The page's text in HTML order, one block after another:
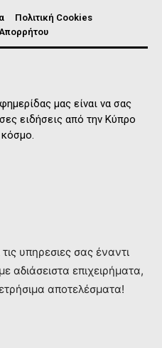
Πολιτική Cookies
μας είναι να σας
ειδήσεις από την Κύπρο
υπηρεσιες σας έναντι
επιχειρήματα,
αποτελέσματα!